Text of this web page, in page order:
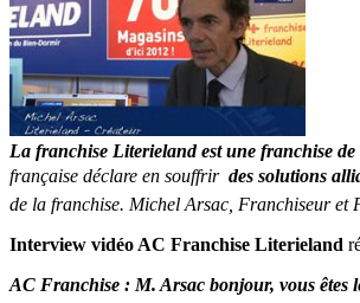
La franchise Literieland est une franchise
française déclare en souffrir  des solutions
de la franchise. Michel Arsac, Franchiseur et
Interview vidéo AC Franchise Literieland
AC Franchise : M. Arsac bonjour, vous êtes